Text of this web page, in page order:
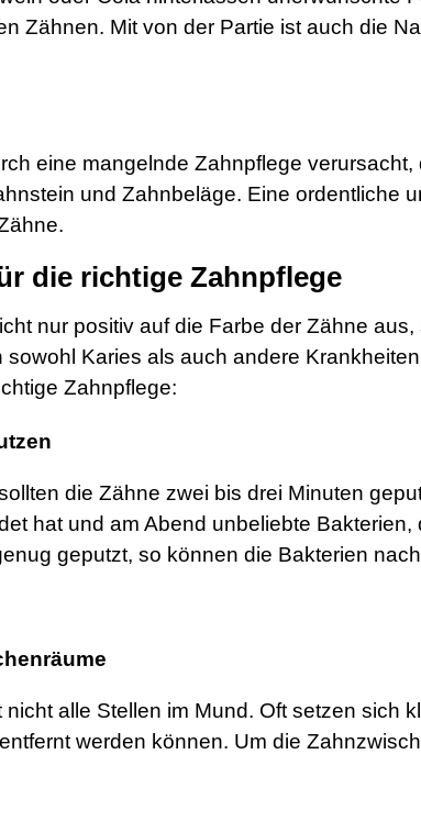
Zähnen. Mit von der Partie ist auch die
eine mangelnde Zahnpflege
und Zahnbeläge. Eine ordentliche
die richtige Zahnpflege
nur positiv auf die Farbe der Zähne
Karies als auch andere
Zahnpflege:
die Zähne zwei bis drei Minuten
hat und am Abend unbeliebte
geputzt, so können die Bakterien
alle Stellen im Mund. Oft setzen sich
werden können. Um die